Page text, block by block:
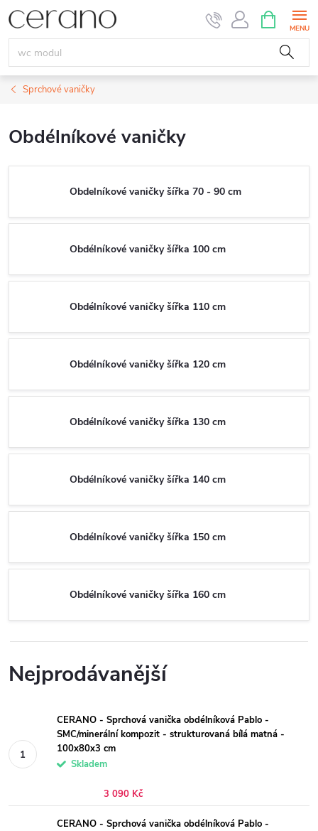
Přejít
na
obsah
NÁKUPNÍ
KOŠÍK
Sprchové vaničky
Obdélníkové vaničky
Obdelníkové vaničky šířka 70 - 90 cm
Obdélníkové vaničky šířka 100 cm
Obdélníkové vaničky šířka 110 cm
Obdélníkové vaničky šířka 120 cm
Obdélníkové vaničky šířka 130 cm
Obdélníkové vaničky šířka 140 cm
Obdélníkové vaničky šířka 150 cm
Obdélníkové vaničky šířka 160 cm
Nejprodávanější
CERANO - Sprchová vanička obdélníková Pablo -
SMC/minerální kompozit - strukturovaná bílá matná -
100x80x3 cm
Skladem
3 090 Kč
CERANO - Sprchová vanička obdélníková Pablo -